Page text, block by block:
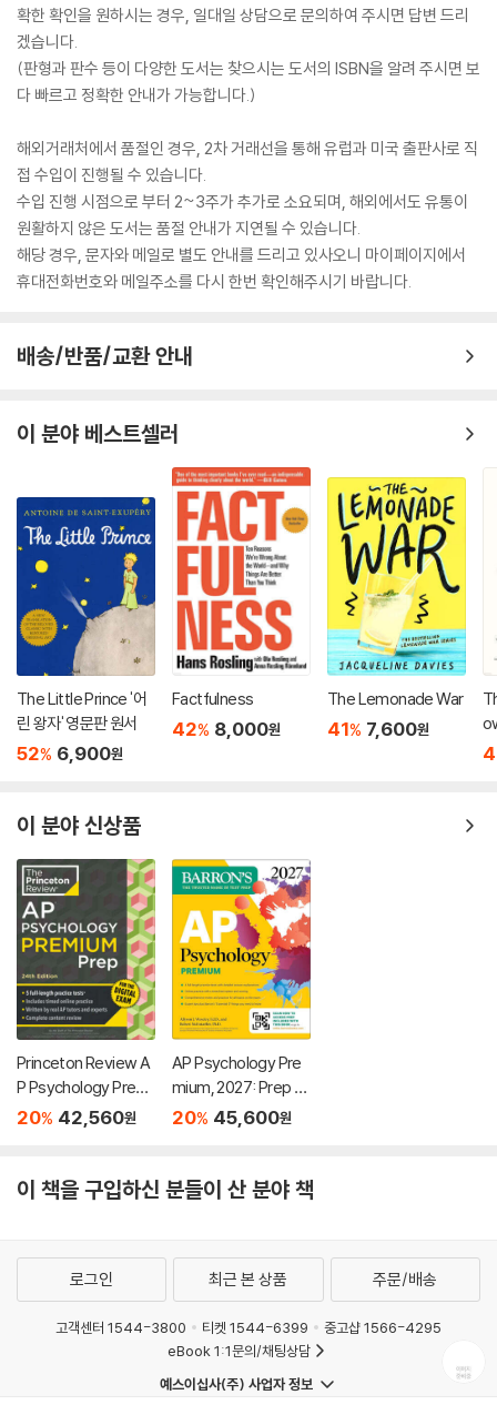
확한 확인을 원하시는 경우, 일대일 상담으로 문의하여 주시면 답변 드리
겠습니다.
(판형과 판수 등이 다양한 도서는 찾으시는 도서의 ISBN을 알려 주시면 보
다 빠르고 정확한 안내가 가능합니다.)
해외거래처에서 품절인 경우, 2차 거래선을 통해 유럽과 미국 출판사로 직
접 수입이 진행될 수 있습니다.
수입 진행 시점으로 부터 2~3주가 추가로 소요되며, 해외에서도 유통이
원활하지 않은 도서는 품절 안내가 지연될 수 있습니다.
해당 경우, 문자와 메일로 별도 안내를 드리고 있사오니 마이페이지에서
휴대전화번호와 메일주소를 다시 한번 확인해주시기 바랍니다.
배송/반품/교환 안내
이 분야 베스트셀러
The Little Prince '어
린 왕자' 영문판 원서
52% 6,900원
Factfulness
42% 8,000원
The Lemonade War
41% 7,600원
이 분야 신상품
Princeton Review A
P Psychology Premi
um Prep, 24th Editio
line + Content Revie
20% 42,560원
AP Psychology Pre
mium, 2027: Prep B
ook with 4 Practice
ne Practice
20% 45,600원
이 책을 구입하신 분들이 산 분야 책
로그인 최근 본 상품 주문/배송
고객센터 1544-3800 티켓 1544-6399
중고샵 1566-4295
eBook 1:1문의/채팅상담
예스이십사(주) 사업자 정보